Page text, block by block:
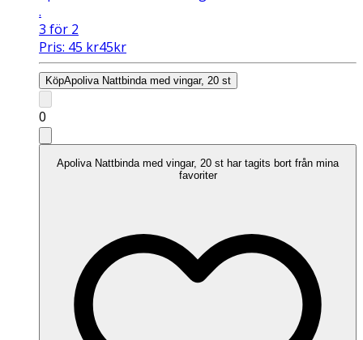
.
3 för 2
Pris: 45 kr45kr
KöpApoliva Nattbinda med vingar, 20 st
0
Apoliva Nattbinda med vingar, 20 st har tagits bort från mina
favoriter